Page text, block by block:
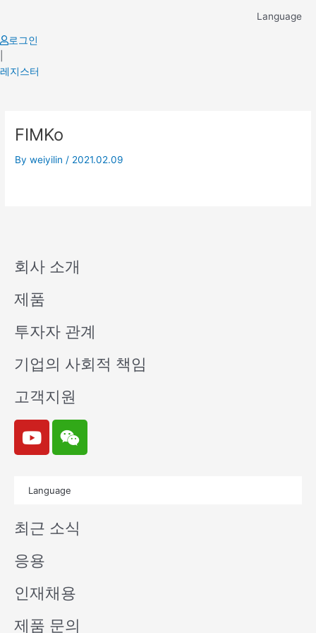
content
Language
로그인
레지스터
FIMKo
Byweiyilin / 2021.02.09
회사 소개
제품
투자자 관계
기업의 사회적 책임
고객지원
Y
o
u
e
W
e
i
n
Language
최근 소식
응용
인재채용
제품 문의